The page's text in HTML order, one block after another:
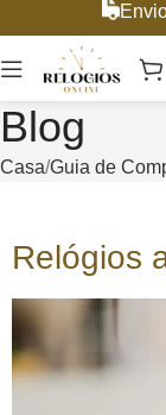
Blog
Casa Guia de
Relógios